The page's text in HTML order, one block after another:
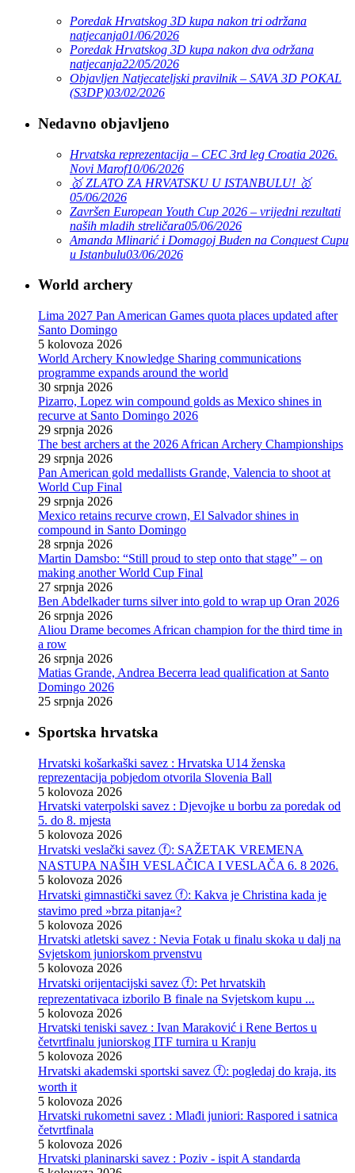
Poredak Hrvatskog 3D kupa nakon tri održana
natjecanja01/06/2026
Poredak Hrvatskog 3D kupa nakon dva održana
natjecanja22/05/2026
Objavljen Natjecateljski pravilnik – SAVA 3D POKAL
(S3DP)03/02/2026
Nedavno objavljeno
Hrvatska reprezentacija – CEC 3rd leg Croatia 2026.
Novi Marof10/06/2026
🥇 ZLATO ZA HRVATSKU U ISTANBULU! 🥇
05/06/2026
Završen European Youth Cup 2026 – vrijedni rezultati
naših mladih streličara05/06/2026
Amanda Mlinarić i Domagoj Buden na Conquest Cupu
u Istanbulu03/06/2026
World archery
Lima 2027 Pan American Games quota places updated after
Santo Domingo
5 kolovoza 2026
World Archery Knowledge Sharing communications
programme expands around the world
30 srpnja 2026
Pizarro, Lopez win compound golds as Mexico shines in
recurve at Santo Domingo 2026
29 srpnja 2026
The best archers at the 2026 African Archery Championships
29 srpnja 2026
Pan American gold medallists Grande, Valencia to shoot at
World Cup Final
29 srpnja 2026
Mexico retains recurve crown, El Salvador shines in
compound in Santo Domingo
28 srpnja 2026
Martin Damsbo: “Still proud to step onto that stage” – on
making another World Cup Final
27 srpnja 2026
Ben Abdelkader turns silver into gold to wrap up Oran 2026
26 srpnja 2026
Aliou Drame becomes African champion for the third time in
a row
26 srpnja 2026
Matias Grande, Andrea Becerra lead qualification at Santo
Domingo 2026
25 srpnja 2026
Sportska hrvatska
Hrvatski košarkaški savez : Hrvatska U14 ženska
reprezentacija pobjedom otvorila Slovenia Ball
5 kolovoza 2026
Hrvatski vaterpolski savez : Djevojke u borbu za poredak od
5. do 8. mjesta
5 kolovoza 2026
Hrvatski veslački savez ⓕ: SAŽETAK VREMENA
NASTUPA NAŠIH VESLAČICA I VESLAČA 6. 8 2026.
5 kolovoza 2026
Hrvatski gimnastički savez ⓕ: Kakva je Christina kada je
stavimo pred »brza pitanja«?
5 kolovoza 2026
Hrvatski atletski savez : Nevia Fotak u finalu skoka u dalj na
Svjetskom juniorskom prvenstvu
5 kolovoza 2026
Hrvatski orijentacijski savez ⓕ: Pet hrvatskih
reprezentativaca izborilo B finale na Svjetskom kupu ...
5 kolovoza 2026
Hrvatski teniski savez : Ivan Maraković i Rene Bertos u
četvrtfinalu juniorskog ITF turnira u Kranju
5 kolovoza 2026
Hrvatski akademski sportski savez ⓕ: pogledaj do kraja, its
worth it
5 kolovoza 2026
Hrvatski rukometni savez : Mlađi juniori: Raspored i satnica
četvrtfinala
5 kolovoza 2026
Hrvatski planinarski savez : Poziv - ispit A standarda